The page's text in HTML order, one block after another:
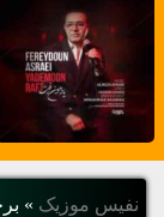
نفیس موزیک »